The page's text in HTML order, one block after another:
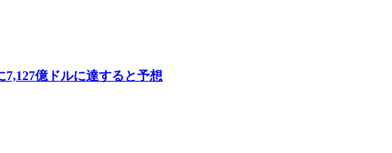
億ドルに達すると予想